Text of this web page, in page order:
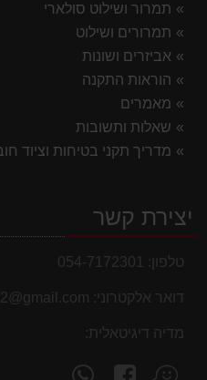
תמרור ושילוט סולארי
תמרורים ושילוט
אביזרים ושונות
הוראות התקנה
מאמרים
שאלות ותשובות
מדריך תקני בטיחות וציוד
יצירת קשר
טלפון: 054-7172301
דואר אלקטרוני:
מדיה דיגיטאלית:
מצא
עקוב